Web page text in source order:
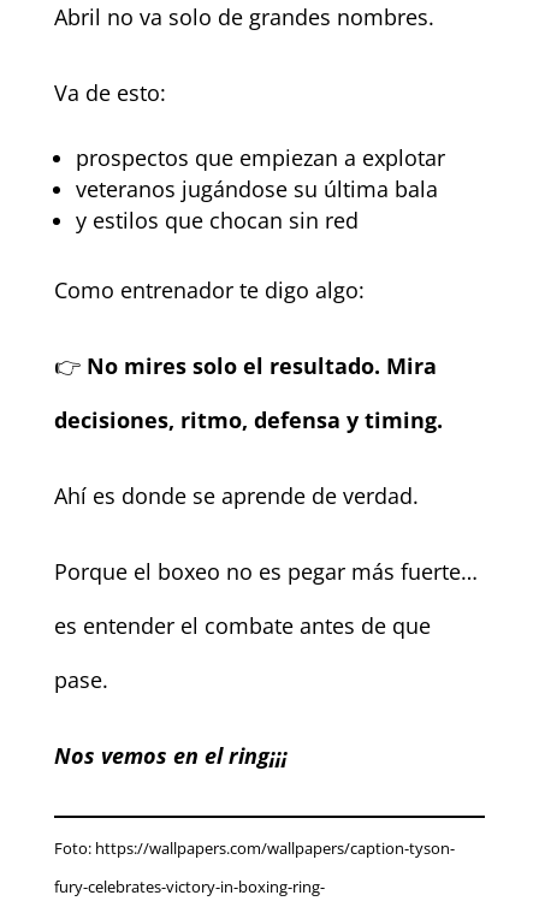
Abril no va solo de grandes nombres.
Va de esto:
prospectos que empiezan a explotar
veteranos jugándose su última bala
y estilos que chocan sin red
Como entrenador te digo algo:
👉 No mires solo el resultado. Mira
decisiones, ritmo, defensa y timing.
Ahí es donde se aprende de verdad.
Porque el boxeo no es pegar más fuerte…
es entender el combate antes de que
pase.
Nos vemos en el ring¡¡¡
Foto: https://wallpapers.com/wallpapers/caption-tyson-
fury-celebrates-victory-in-boxing-ring-